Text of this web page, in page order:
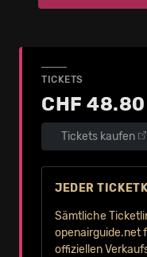
TICKETS
CHF 48.80
Tickets kaufen
JEDER
Sämtliche
openairguide.net
offiziellen